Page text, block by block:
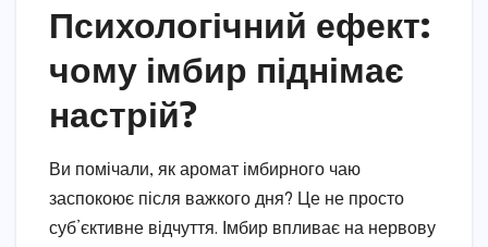
Психологічний ефект:
чому імбир піднімає
настрій?
Ви помічали, як аромат імбирного чаю
заспокоює після важкого дня? Це не просто
суб’єктивне відчуття. Імбир впливає на нервову